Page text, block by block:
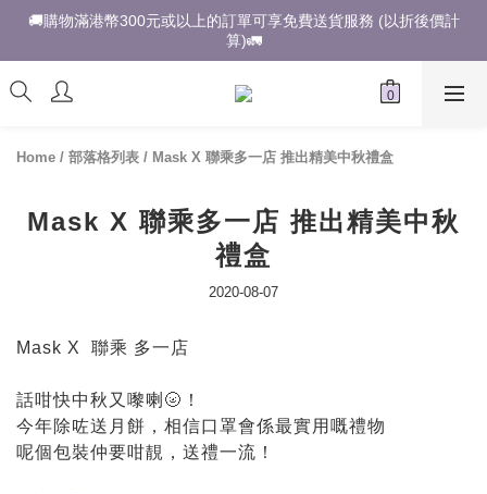
🚚購物滿港幣300元或以上的訂單可享免費送貨服務 (以折後價計
算)🚛
Home / 部落格列表 / Mask X 聯乘多一店 推出精美中秋禮盒
Mask X 聯乘多一店 推出精美中秋
禮盒
2020-08-07
Mask X 聯乘 多一店
話咁快中秋又嚟喇🌝！
今年除咗送月餅，相信口罩會係最實用嘅禮物
呢個包裝仲要咁靚，送禮一流！